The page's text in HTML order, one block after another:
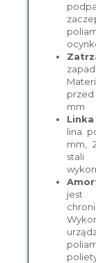
przed
mm
lina
mm,
stali
jest